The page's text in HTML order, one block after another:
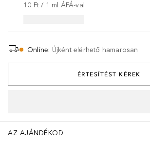
10 Ft / 1 ml ÁFÁ-val
Online: Újként elérhető hamarosan
ÉRTESÍTÉST KÉREK
AZ AJÁNDÉKOD